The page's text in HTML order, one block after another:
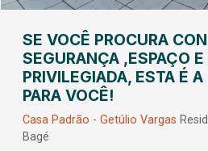
SE VOCÊ PROCURA
SEGURANÇA ,ESPAÇO
PRIVILEGIADA, ESTA É
PARA VOCÊ!
Casa Padrão - Getúlio Vargas
Bagé